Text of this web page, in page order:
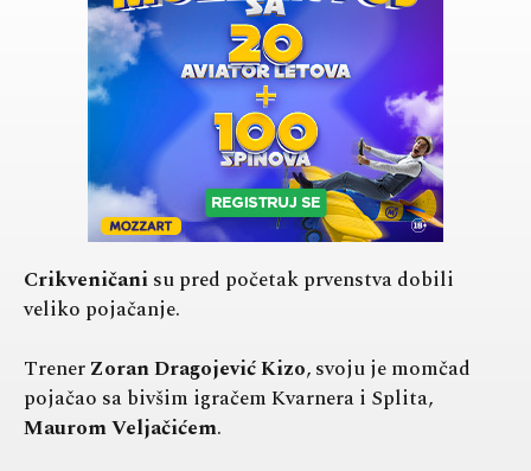
Crikveničanisu pred početak prvenstva dobili
veliko pojačanje.
TrenerZoran Dragojević Kizo, svoju je momčad
pojačao sa bivšim igračem Kvarnera i Splita,
Maurom Veljačićem.